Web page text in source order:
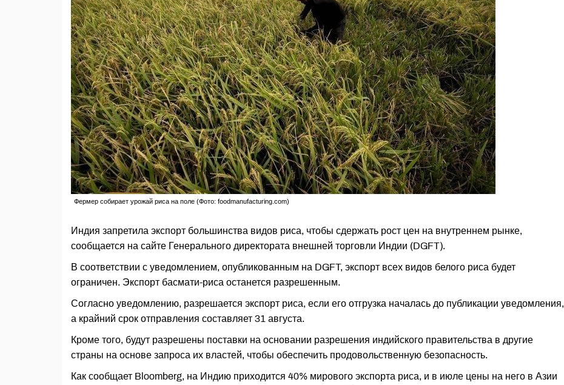
Фермер собирает урожай риса на поле (Фото: foodmanufacturing.com)
Индия запретила экспорт большинства видов риса, чтобы сдержать рост цен на внутреннем рынке,
сообщается на сайте Генерального директората внешней торговли Индии (DGFT).
В соответствии с уведомлением, опубликованным на DGFT, экспорт всех видов белого риса будет
ограничен. Экспорт басмати-риса останется разрешенным.
Согласно уведомлению, разрешается экспорт риса, если его отгрузка началась до публикации уведомления,
а крайний срок отправления составляет 31 августа.
Кроме того, будут разрешены поставки на основании разрешения индийского правительства в другие
страны на основе запроса их властей, чтобы обеспечить продовольственную безопасность.
Как сообщает Bloomberg, на Индию приходится 40% мирового экспорта риса, и в июле цены на него в Азии